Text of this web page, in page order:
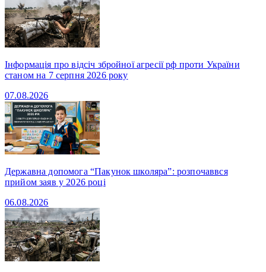
Інформація про відсіч збройної агресії рф проти України
станом на 7 серпня 2026 року
07.08.2026
Державна допомога “Пакунок школяра”: розпочаввся
прийом заяв у 2026 році
06.08.2026